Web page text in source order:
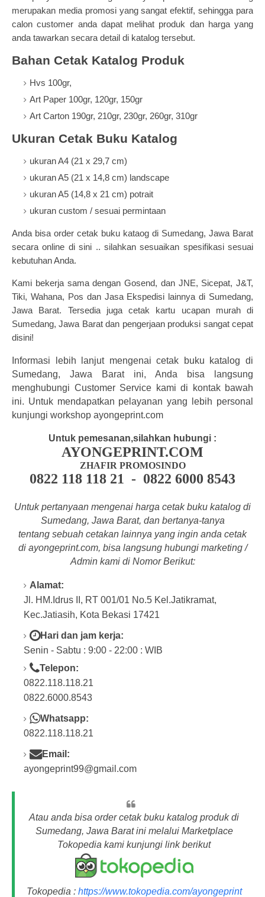
merupakan media promosi yang sangat efektif, sehingga para
calon customer anda dapat melihat produk dan harga yang
anda tawarkan secara detail di katalog tersebut.
Bahan Cetak Katalog Produk
Hvs 100gr,
Art Paper 100gr, 120gr, 150gr
Art Carton 190gr, 210gr, 230gr, 260gr, 310gr
Ukuran Cetak Buku Katalog
ukuran A4 (21 x 29,7 cm)
ukuran A5 (21 x 14,8 cm) landscape
ukuran A5 (14,8 x 21 cm) potrait
ukuran custom / sesuai permintaan
Anda bisa order cetak buku kataog di Sumedang, Jawa Barat
secara online di sini .. silahkan sesuaikan spesifikasi sesuai
kebutuhan Anda.
Kami bekerja sama dengan Gosend, dan JNE, Sicepat, J&T,
Tiki, Wahana, Pos dan Jasa Ekspedisi lainnya di Sumedang,
Jawa Barat. Tersedia juga cetak kartu ucapanmurah di
Sumedang, Jawa Barat dan pengerjaan produksi sangat cepat
disini!
Informasi lebih lanjut mengenai cetak buku katalog di
Sumedang, Jawa Barat ini, Anda bisa langsung
menghubungi Customer Service kami di kontak bawah
ini. Untuk mendapatkan pelayanan yang lebih personal
kunjungi workshop ayongeprint.com
Untuk pemesanan,silahkan hubungi :
AYONGEPRINT.COM
ZHAFIR PROMOSINDO
0822 118 118 21 - 0822 6000 8543
Untuk pertanyaan mengenai harga cetak buku katalog di
Sumedang, Jawa Barat, dan bertanya-tanya
tentang sebuah cetakan lainnya yang ingin anda cetak
di ayongeprint.com, bisa langsung hubungi marketing /
Admin kami di Nomor Berikut:
Alamat:
Jl. HM.Idrus II, RT 001/01 No.5 Kel.Jatikramat,
Kec.Jatiasih, Kota Bekasi 17421
Hari dan jam kerja:
Senin - Sabtu : 9:00 - 22:00 : WIB
Telepon:
0822.118.118.21
0822.6000.8543
Whatsapp:
0822.118.118.21
Email:
ayongeprint99@gmail.com
Atau anda bisa order cetak buku katalog produk di
Sumedang, Jawa Barat ini melalui Marketplace
Tokopedia kami kunjungi link berikut
Tokopedia : https://www.tokopedia.com/ayongeprint